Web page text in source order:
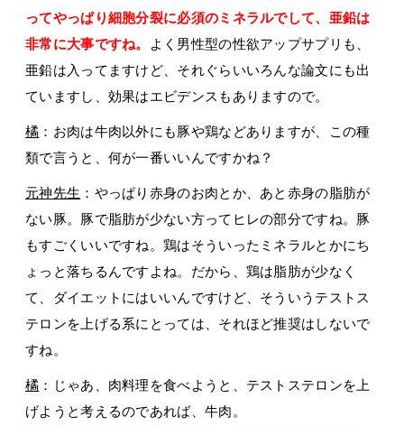
ってやっぱり細胞分裂に必須のミネラルでして、亜鉛は
非常に大事ですね。
よく男性型の性欲アップサプリも、
亜鉛は入ってますけど、それぐらいいろんな論文にも出
ていますし、効果はエビデンスもありますので。
橘 ：お肉は牛肉以外にも豚や鶏などありますが、この種
類で言うと、何が一番いいんですかね？
元神先生 ：やっぱり赤身のお肉とか、あと赤身の脂肪が
ない豚。豚で脂肪が少ない方ってヒレの部分ですね。豚
もすごくいいですね。鶏はそういったミネラルとかにち
ょっと落ちるんですよね。だから、鶏は脂肪が少なく
て、ダイエットにはいいんですけど、そういうテストス
テロンを上げる系にとっては、それほど推奨はしないで
すね。
橘 ：じゃあ、肉料理を食べようと、テストステロンを上
げようと考えるのであれば、牛肉。